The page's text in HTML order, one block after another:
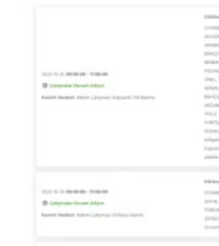
ziyaret
6698 sayılı Kişisel
hazırlanmış
ilgili mevzuata uygun